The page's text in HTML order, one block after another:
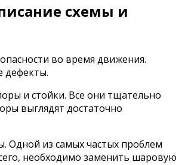
схемы и
во время движения.
дефекты.
и стойки. Все они тщательно
выглядят достаточно
Одной из самых частых проблем
необходимо заменить шаровую